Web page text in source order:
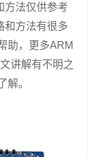
方法仅供参考
和方法有很多
助，更多ARM
讲解有不明之
解。